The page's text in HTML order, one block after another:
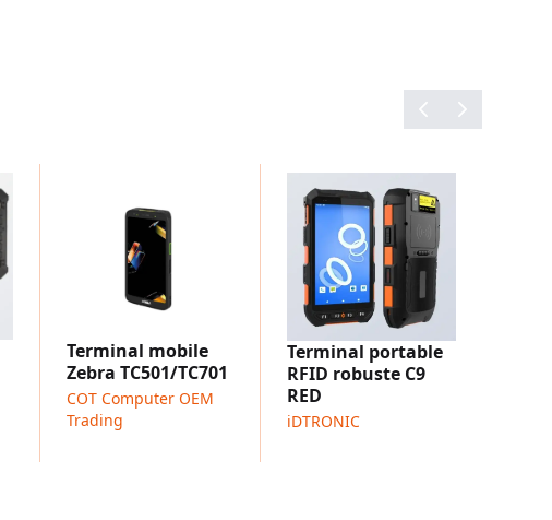
de voir comment cela fonctionne dans la pratique.
Terminal mobile
Zebra TC501/TC701
COT Computer OEM
Trading
Terminal portable
RFID robuste C9
RED
iDTRONIC